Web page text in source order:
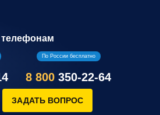
телефонам
По России бесплатно
8 800 350-22-64